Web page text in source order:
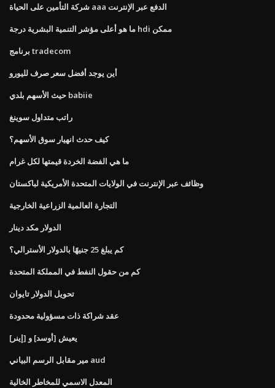
شركة التأمين على الحياة aaa الدفع عبر الإنترنت
ما هو أعلى مؤشر التنمية البشرية درجة hdi ممكن
برنامج tradecom
أين يوجد أفضل سعر صرف لليورو
حيث الأسهم بلدي babiie
راتب متداول سوينغ
كيف حدث انهيار سوق الأسهم؟
ما هي الفضة الخردة قيمتها لكل غرام
وظائف عبر الإنترنت في الولايات المتحدة الأمريكية لباكستان
التجارة العالمية الزراعية الخارجية
الدولار مكد دينار
كم يبلغ 25 جنيهًا بالدولار الأسترالي؟
كم من حقول النفط في المملكة المتحدة
تحويل الدولار تايوان
عقد شراكة ذات مسؤولية محدودة
يعيش [أوسد] و [إينر]
مير مقابل الرسم البياني aud
المعدل الاسمي للمخاطر الخالية